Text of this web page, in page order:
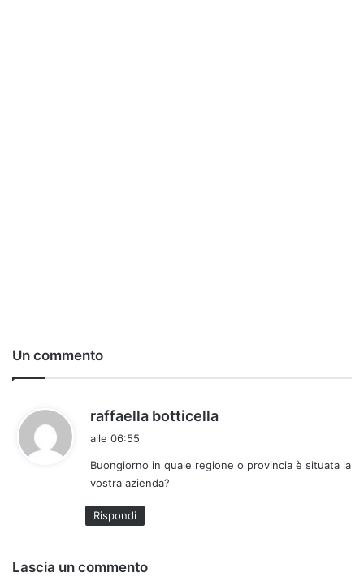
Un commento
raffaella botticella
e
alle 06:55
Buongiorno in quale regione o provincia è situata la
vostra azienda?
Rispondi
Lascia un commento